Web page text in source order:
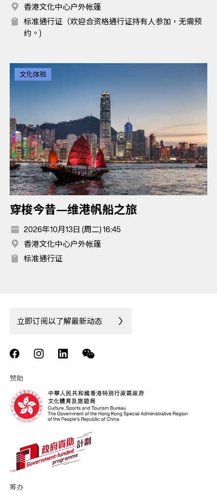
香港文化中心户外帐篷
标准通行证（欢迎合资格通行证持有人参加，无需预
约。)
文化体验
穿梭今昔—维港帆船之旅
2026年10月13日 (周二) 16:45
香港文化中心户外帐篷
标准通行证
立即订阅以了解最新动态
赞助
筹办